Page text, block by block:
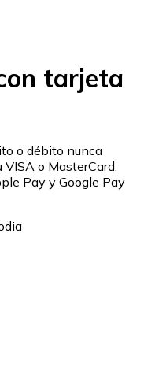
tarjeta
o débito nunca
o MasterCard,
Pay y Google Pay